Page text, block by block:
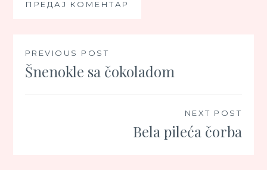
Кретање
чланка
PREVIOUS POST
Šnenokle sa čokoladom
NEXT POST
Bela pileća čorba